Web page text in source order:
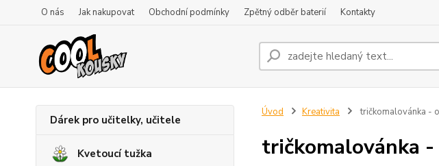
O nás Jak nakupovat Obchodní podmínky Zpětný odběr baterií Kontakty
Dárek pro učitelky, učitele
Kvetoucí tužka
Úvod Kreativita tričkomalovánka -
tričkomalovánka